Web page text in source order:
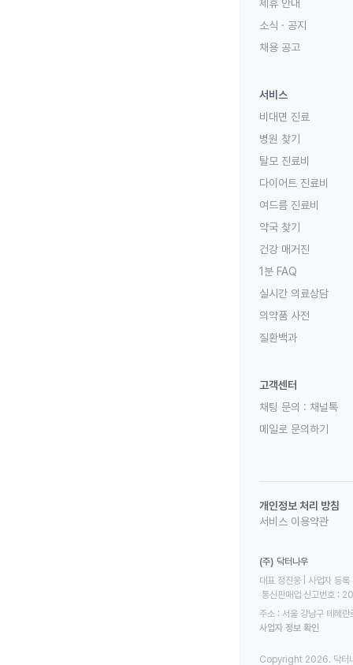
제휴 안내
소식 · 공지
채용 공고
서비스
비대면 진료
병원 찾기
탈모 진료비
다이어트 진료비
여드름 진료비
약국 찾기
건강 매거진
1분 FAQ
실시간 의료상담
의약품 사전
질환백과
고객센터
채팅 문의 : 채널톡
메일로 문의하기
개인정보 처리 방침
서비스 이용약관
(주) 닥터나우
대표 정진웅 | 사업자
통신판매업 신고번호
주소 : 서울 강남구 테헤
사업자 정보 확인
Copyright 2026. 닥터